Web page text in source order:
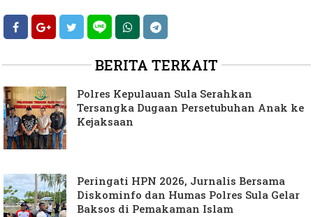
BERITA TERKAIT
Polres Kepulauan Sula Serahkan
Tersangka Dugaan Persetubuhan Anak ke
Kejaksaan
Peringati HPN 2026, Jurnalis Bersama
Diskominfo dan Humas Polres Sula Gelar
Baksos di Pemakaman Islam